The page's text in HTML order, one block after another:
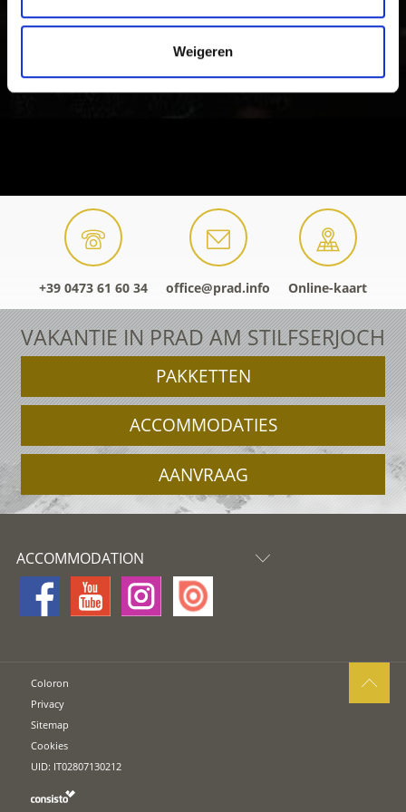
Weigeren
+39 0473 61 60 34 office@prad.info Online-kaart
VAKANTIE IN PRAD AM STILFSERJOCH
PAKKETTEN
ACCOMMODATIES
AANVRAAG
ACCOMMODATION
Coloron
Privacy
Sitemap
Cookies
UID: IT02807130212